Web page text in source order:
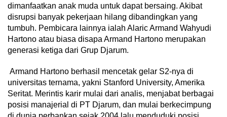
dimanfaatkan anak muda untuk dapat bersaing. Akibat
disrupsi banyak pekerjaan hilang dibandingkan yang
tumbuh. Pembicara lainnya ialah Alaric Armand Wahyudi
Hartono atau biasa disapa Armand Hartono merupakan
generasi ketiga dari Grup Djarum.
Armand Hartono berhasil mencetak gelar S2-nya di
universitas ternama, yakni Stanford University, Amerika
Seritat. Merintis karir mulai dari analis, menjabat berbagai
posisi manajerial di PT Djarum, dan mulai berkecimpung